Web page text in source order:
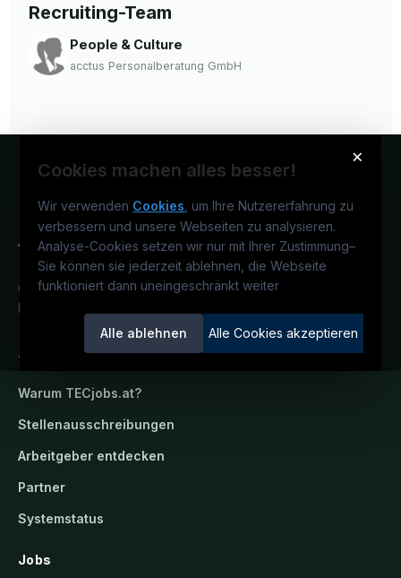
Recruiting-Team
People & Culture
acctus Personalberatung GmbH
×
Cookies machen alles besser!
Wir verwenden Cookies , um Ihre Nutzererfahrung zu
verbessern und unsere Webseiten zu analysieren.
Analyse-Cookies setzen wir nur mit Ihrer Zustimmung–
Sie können sie jederzeit ablehnen, die Webseite
funktioniert dann uneingeschränkt weiter
Alle ablehnen Alle Cookies akzeptieren
Österreichs technisches Karriereportal.
Ein Service der candidatis GmbH.
TECjobs.at
Warum TECjobs.at?
Stellenausschreibungen
Arbeitgeber entdecken
Partner
Systemstatus
Jobs